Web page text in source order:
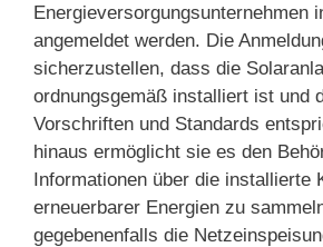
Energieversorgungsunternehmen
angemeldet werden. Die
sicherzustellen, dass die
ordnungsgemäß installiert ist und
Vorschriften und Standards
hinaus ermöglicht sie es den
Informationen über die installierte
erneuerbarer Energien zu
gegebenenfalls die